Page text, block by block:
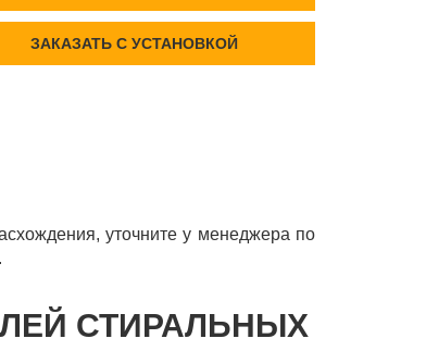
ЗАКАЗАТЬ С УСТАНОВКОЙ
уточните у менеджера по
СТИРАЛЬНЫХ